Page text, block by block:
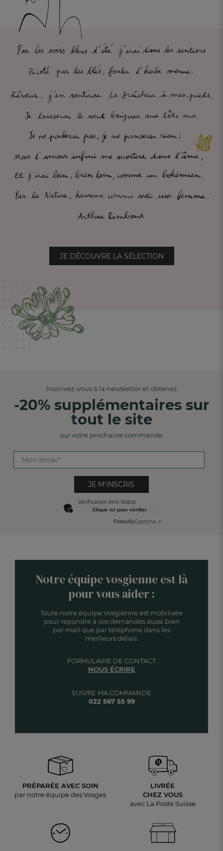
JE DÉCOUVRE LA SÉLECTION
Inscrivez-vous à la newsletter et obtenez
-20% supplémentaires sur
tout le site
sur votre prochaine commande
JE M'INSCRIS
Vérification Anti-Robot
Clique ici pour vérifier
FriendlyCaptcha ⇗
Notre équipe vosgienne est là
pour vous aider :
Toute notre équipe Vosgienne est mobilisée
pour répondre à vos demandes aussi bien
par mail que par téléphone dans les
meilleurs délais.
SUIVRE MA COMMANDE
022 567 55 99
FORMULAIRE DE CONTACT
NOUS ÉCRIRE
PRÉPARÉE AVEC SOIN
par notre équipe des Vosges
LIVRÉE
CHEZ VOUS
avec La Poste Suisse